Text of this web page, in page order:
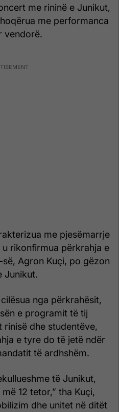
me rininë e Junikut,
me performanca
vendorë.
me pjesëmarrje
rikonfirmua përkrahja e
Agron Kuçi, po gëzon
Junikut.
nga përkrahësit,
e programit të tij
rinisë dhe studentëve,
e tyre do të jetë ndër
të ardhshëm.
të Junikut,
12 tetor,” tha Kuçi,
dhe unitet në ditët